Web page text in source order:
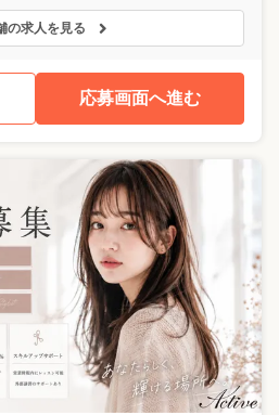
の求人を見る
応募画面へ進む